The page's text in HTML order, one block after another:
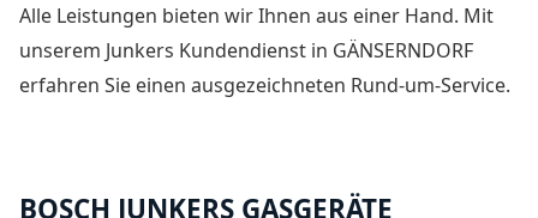
Alle Leistungen bieten wir Ihnen aus einer Hand. Mit
unserem Junkers Kundendienst in GÄNSERNDORF
erfahren Sie einen ausgezeichneten Rund-um-Service.
BOSCH JUNKERS GASGERÄTE